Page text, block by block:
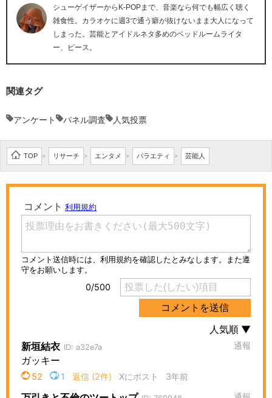
シューゲイザーからK-POPまで、音楽なら何でも幅広く聴く
雑食性。カラオケに週3で通う癖が抜けないまま大人になって
しまった。芸能とアイドルネタ多めのベッドルームライタ
ー、ピース。
関連タグ
アンケート パネル調査 人気投票
TOP > リサーチ > エンタメ > バラエティ > 芸能人